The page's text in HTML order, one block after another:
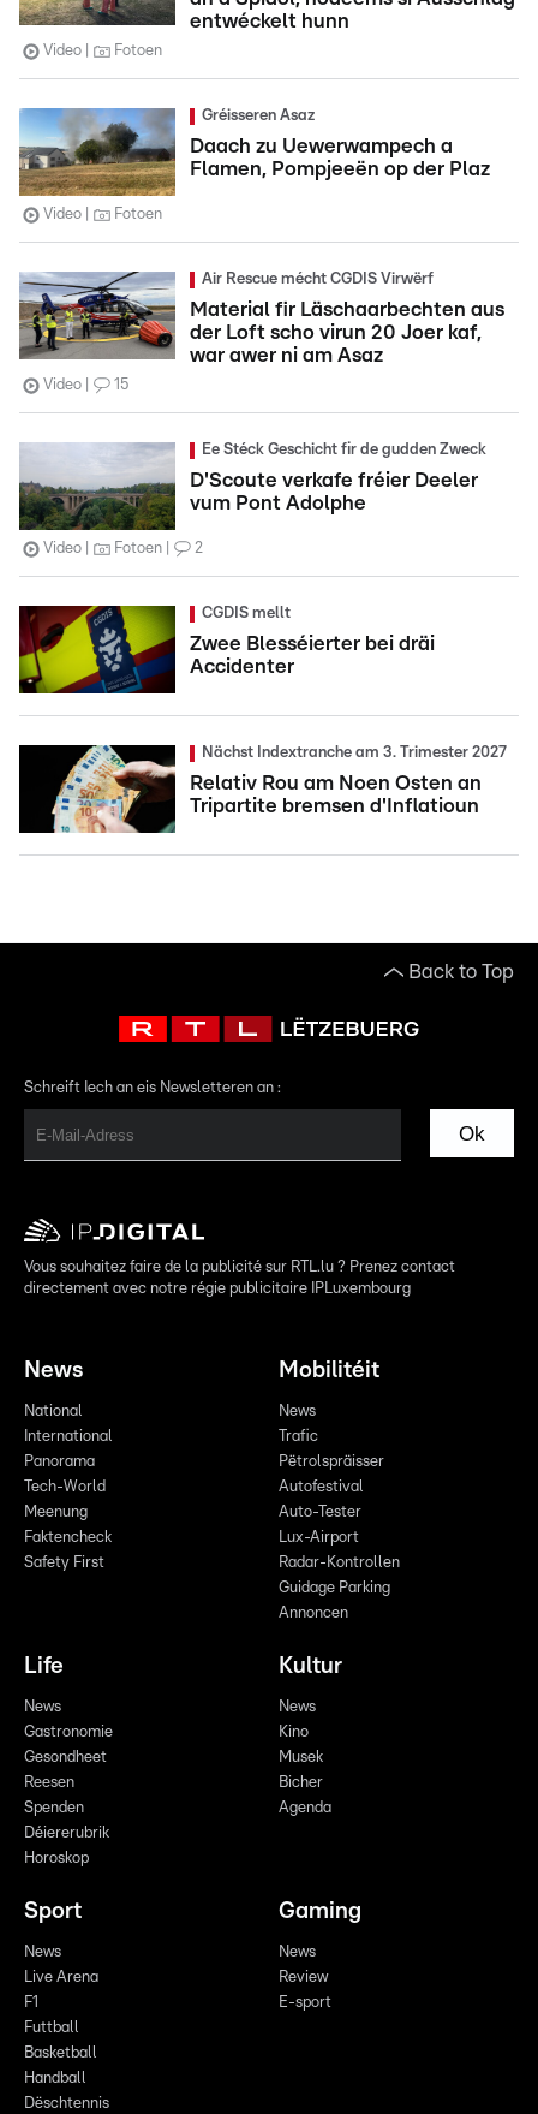
entwéckelt hunn
Video Fotoen
Gréisseren Asaz
Daach zu Uewerwampech a
Flamen, Pompjeeën op der Plaz
Video Fotoen
Air Rescue mécht CGDIS Virwërf
Material fir Läschaarbechten aus
der Loft scho virun 20 Joer kaf,
war awer ni am Asaz
Video 15
Ee Stéck Geschicht fir de gudden Zweck
D'Scoute verkafe fréier Deeler
vum Pont Adolphe
Video Fotoen 2
CGDIS mellt
Zwee Blesséierter bei dräi
Accidenter
Nächst Indextranche am 3. Trimester 2027
Relativ Rou am Noen Osten an
Tripartite bremsen d'Inflatioun
Back to Top
Schreift Iech an eis Newsletteren an :
Ok
Vous souhaitez faire de la publicité sur RTL.lu ? Prenez contact
directement avec notre régie publicitaire IPLuxembourg
News
National
International
Panorama
Tech-World
Meenung
Faktencheck
Safety First
Mobilitéit
News
Trafic
Pëtrolspräisser
Autofestival
Auto-Tester
Lux-Airport
Radar-Kontrollen
Guidage Parking
Annoncen
Life
News
Gastronomie
Gesondheet
Reesen
Spenden
Déiererubrik
Horoskop
Kultur
News
Kino
Musek
Bicher
Agenda
Sport
News
Live Arena
F1
Futtball
Basketball
Handball
Dëschtennis
Gaming
News
Review
E-sport